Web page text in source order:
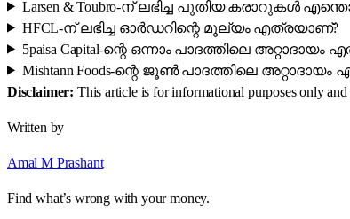
Larsen & Toubro-ന് ലഭിച്ച പുതിയ കരാറുകൾ
HFCL-ന് ലഭിച്ച ഓർഡറിന്റെ മൂല്യം എത്രയാണ്?
5paisa Capital-ന്റെ ഒന്നാം പാദത്തിലെ
Mishtann Foods-ന്റെ ജൂൺ പാദത്തിലെ
Disclaimer: This article is for informational purposes only
Written by
Amal M Prashant
Find what’s wrong with your money.